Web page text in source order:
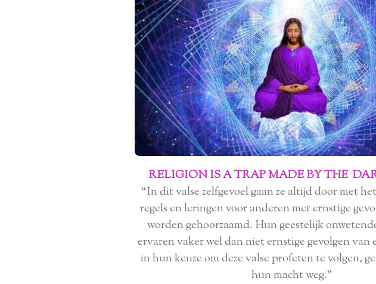
RELIGION IS A TRAP MADE BY THE
“In dit valse zelfgevoel gaan ze altijd door met
regels en leringen voor anderen met ernstige
worden gehoorzaamd. Hun geestelijk
ervaren vaker wel dan niet ernstige gevolgen van
in hun keuze om deze valse profeten te volgen,
hun macht weg.”